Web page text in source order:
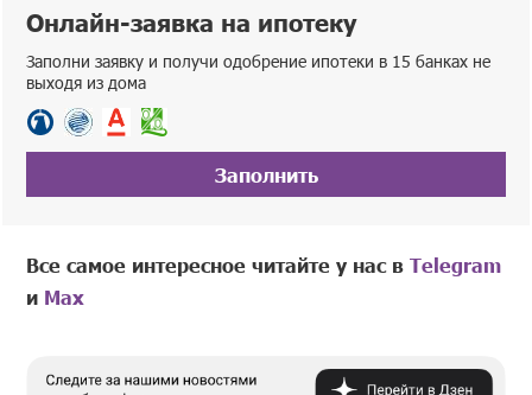
Онлайн-заявка на ипотеку
Заполни заявку и получи одобрение ипотеки в 15 банках не
выходя из дома
Заполнить
Все самое интересное читайте у нас вTelegram
и Mах